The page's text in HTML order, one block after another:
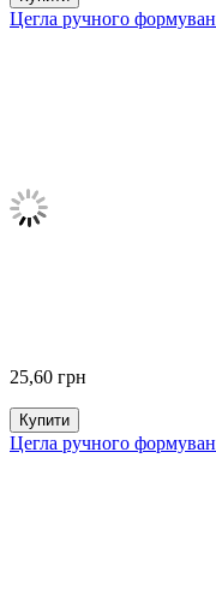
Цегла ручного
25,60 грн
Купити
Цегла ручного